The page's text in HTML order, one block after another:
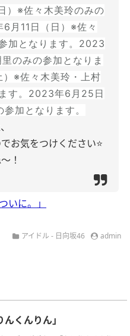
）※佐々木美玲のみの
月11日（日）※佐々
加となります。 2023
のみの参加となりま
※佐々木美玲・上村
す。 2023年6月25日
加となります。
お気をつけください⭐
！
いに。」
アイドル - 日向坂46 admin
くんりん」